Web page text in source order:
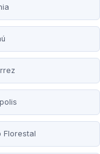
Florestal